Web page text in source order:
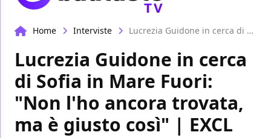
TV
Home Interviste Lucrezia Guidone in cerca di Sofia in Mare Fuori: "Non l'ho ancora trovata, ma è giusto così" | EXCL
Lucrezia Guidone in cerca
di Sofia in Mare Fuori:
"Non l'ho ancora trovata,
ma è giusto così" | EXCL